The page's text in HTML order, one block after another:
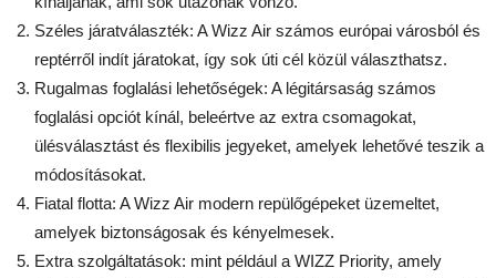
Széles járatválaszték: A Wizz Air számos európai városból és
reptérről indít járatokat, így sok úti cél közül választhatsz.
Rugalmas foglalási lehetőségek: A légitársaság számos
foglalási opciót kínál, beleértve az extra csomagokat,
ülésválasztást és flexibilis jegyeket, amelyek lehetővé teszik a
módosításokat.
Fiatal flotta: A Wizz Air modern repülőgépeket üzemeltet,
amelyek biztonságosak és kényelmesek.
Extra szolgáltatások: mint például a WIZZ Priority, amely